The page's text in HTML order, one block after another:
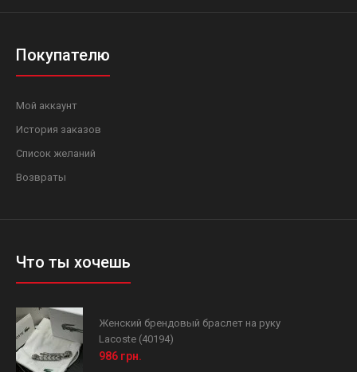
Покупателю
Мой аккаунт
История заказов
Список желаний
Возвраты
Что ты хочешь
Женский брендовый браслет на руку
Lacoste (40194)
986 грн.